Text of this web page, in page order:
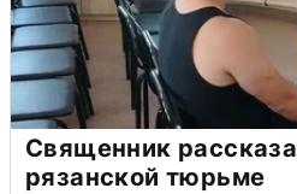
Священник
рязанской тюрьме